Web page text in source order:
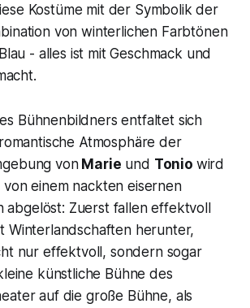
Kostüme mit der Symbolik der
von winterlichen Farbtönen
- alles ist mit Geschmack und
Bühnenbildners entfaltet sich
Atmosphäre der
vonMarie und Tonio wird
einem nackten eisernen
abgelöst: Zuerst fallen effektvoll
Winterlandschaften herunter,
nur effektvoll, sondern sogar
künstliche Bühne des
auf die große Bühne, als